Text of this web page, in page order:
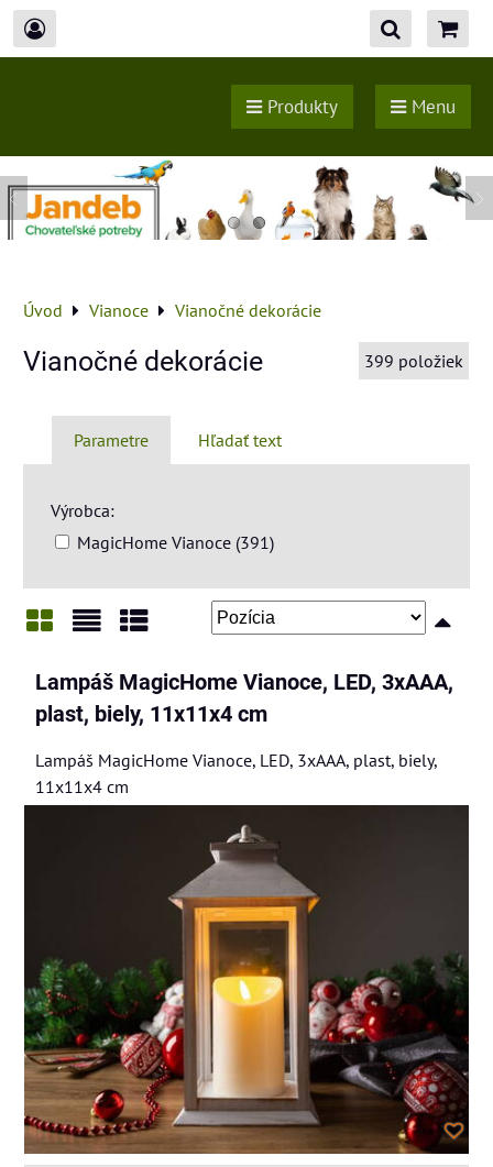
Produkty Menu
Úvod Vianoce Vianočné dekorácie
Vianočné dekorácie 399 položiek
Parametre Hľadať text
Výrobca:
MagicHome Vianoce (391)
Lampáš MagicHome Vianoce, LED, 3xAAA,
plast, biely, 11x11x4 cm
Lampáš MagicHome Vianoce, LED, 3xAAA, plast, biely,
11x11x4 cm